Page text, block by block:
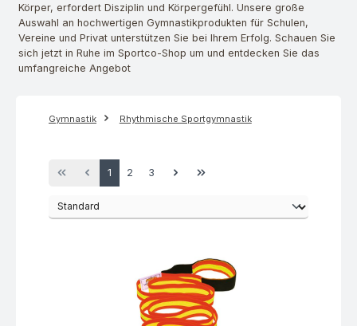
Körper, erfordert Disziplin und Körpergefühl. Unsere große
Auswahl an hochwertigen Gymnastikprodukten für Schulen,
Vereine und Privat unterstützen Sie bei Ihrem Erfolg. Schauen Sie
sich jetzt in Ruhe im Sportco-Shop um und entdecken Sie das
umfangreiche Angebot
Gymnastik Rhythmische Sportgymnastik
Seite
1 Seite
2 Seite
3